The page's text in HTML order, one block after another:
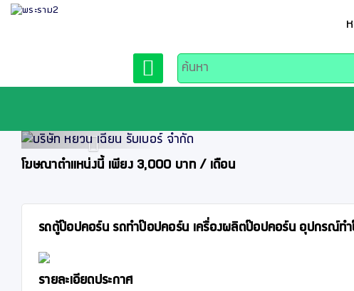
Previous
โฆษณาตำแหน่งนี้ เพียง 3,000 บาท / เดือน
รถตู้ป๊อปคอร์น รถทำป๊อปคอร์น เครื่องผลิตป๊อปคอร์น อุปกรณ์ท
รายละเอียดประกาศ